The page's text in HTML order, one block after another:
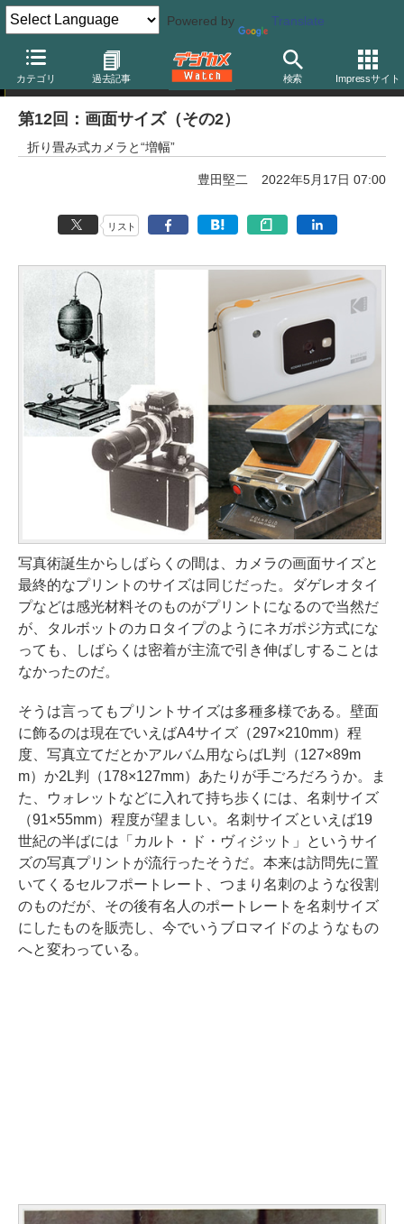
Powered by Translate
カテゴリ 過去記事 検索 Impressサイト
カメラ用語の散歩道
第12回：画面サイズ（その2）
折り畳み式カメラと“増幅”
豊田堅二 2022年5月17日 07:00
リスト
写真術誕生からしばらくの間は、カメラの画面サイズと
最終的なプリントのサイズは同じだった。ダゲレオタイ
プなどは感光材料そのものがプリントになるので当然だ
が、タルボットのカロタイプのようにネガポジ方式にな
っても、しばらくは密着が主流で引き伸ばしすることは
なかったのだ。
そうは言ってもプリントサイズは多種多様である。壁面
に飾るのは現在でいえばA4サイズ（297×210mm）程
度、写真立てだとかアルバム用ならばL判（127×89m
m）か2L判（178×127mm）あたりが手ごろだろうか。ま
た、ウォレットなどに入れて持ち歩くには、名刺サイズ
（91×55mm）程度が望ましい。名刺サイズといえば19
世紀の半ばには「カルト・ド・ヴィジット」というサイ
ズの写真プリントが流行ったそうだ。本来は訪問先に置
いてくるセルフポートレート、つまり名刺のような役割
のものだが、その後有名人のポートレートを名刺サイズ
にしたものを販売し、今でいうブロマイドのようなもの
へと変わっている。